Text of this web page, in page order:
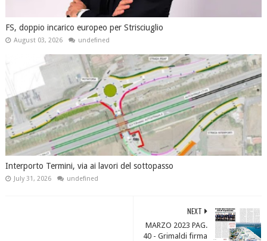
FS, doppio incarico europeo per Strisciuglio
August 03, 2026 undefined
Interporto Termini, via ai lavori del sottopasso
July 31, 2026 undefined
NEXT
MARZO 2023 PAG.
40 - Grimaldi firma